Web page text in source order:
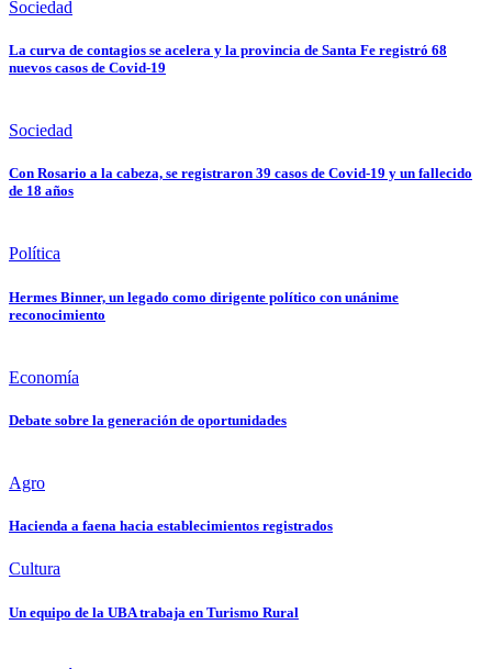
Sociedad
La curva de contagios se acelera y la provincia de Santa Fe registró 68
nuevos casos de Covid-19
Sociedad
Con Rosario a la cabeza, se registraron 39 casos de Covid-19 y un fallecido
de 18 años
Política
Hermes Binner, un legado como dirigente político con unánime
reconocimiento
Economía
Debate sobre la generación de oportunidades
Agro
Hacienda a faena hacia establecimientos registrados
Cultura
Un equipo de la UBA trabaja en Turismo Rural